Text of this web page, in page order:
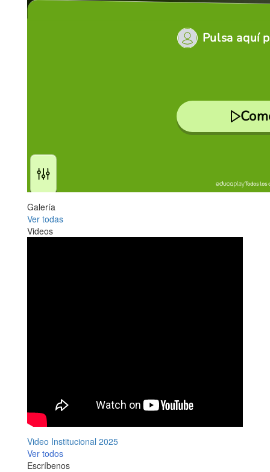
Galería
Ver todas
Videos
Video Institucional 2025
Ver todos
Escríbenos